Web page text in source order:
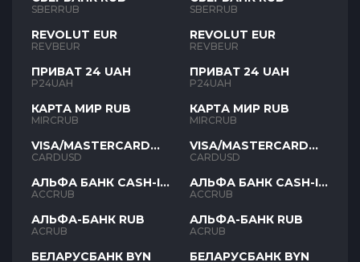
SBERRUB
REVOLUT EUR
REVBEUR
ПРИВАТ 24 UAH
P24UAH
КАРТА МИР RUB
MIRCRUB
VISA/MASTERCARD
USD
CARDUSD
АЛЬФА БАНК CASH-IN
RUB
ACCRUB
АЛЬФА-БАНК RUB
ACRUB
БЕЛАРУСБАНК BYN
SBERRUB
REVOLUT EUR
REVBEUR
ПРИВАТ 24 UAH
P24UAH
КАРТА МИР RUB
MIRCRUB
VISA/MASTERCARD
USD
CARDUSD
АЛЬФА БАНК CASH-IN
RUB
ACCRUB
АЛЬФА-БАНК RUB
ACRUB
БЕЛАРУСБАНК BYN